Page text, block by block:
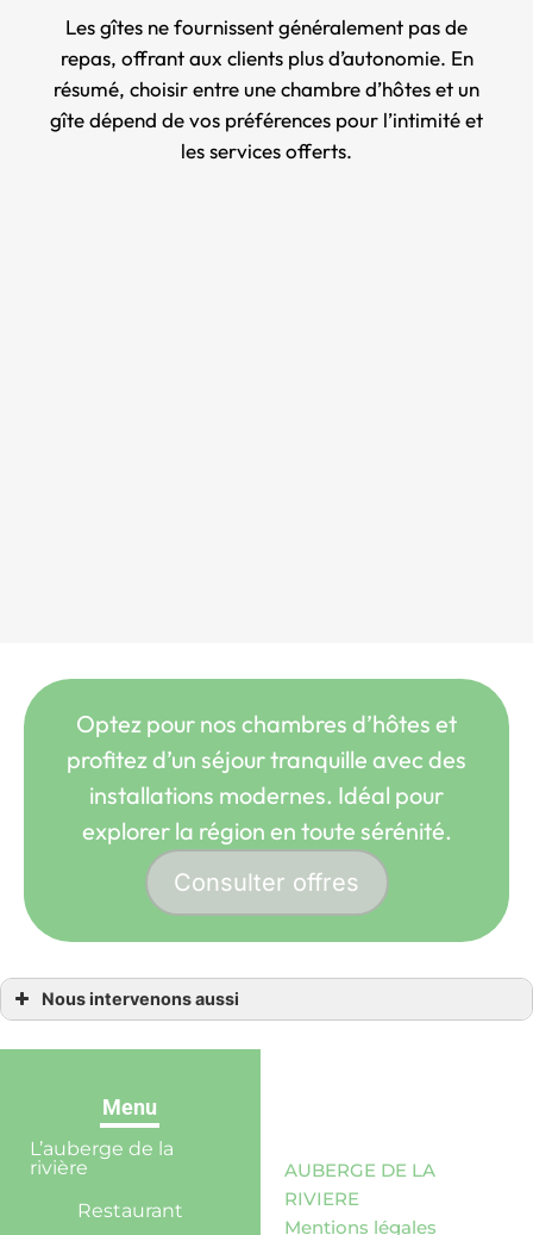
Les gîtes ne fournissent généralement pas de
repas, offrant aux clients plus d’autonomie. En
résumé, choisir entre une chambre d’hôtes et un
gîte dépend de vos préférences pour l’intimité et
les services offerts.
Optez pour nos chambres d’hôtes et
profitez d’un séjour tranquille avec des
installations modernes. Idéal pour
explorer la région en toute sérénité.
Consulter offres
Nous intervenons aussi
chambres d’hôtes Callas
chambres d’hôtes Grasse
chambres d’hôtes Peyroules
chambres d’hôtes Castellane
chambres d’hôtes Saint-Auban
Menu
L’auberge de la
rivière
Restaurant
AUBERGE DE LA
RIVIERE
Mentions légales